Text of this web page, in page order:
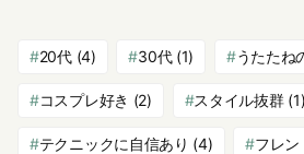
20代(4) 30代(1) うたたね
コスプレ好き (2) スタイル抜群(1)
テクニックに自信あり (4) フレ